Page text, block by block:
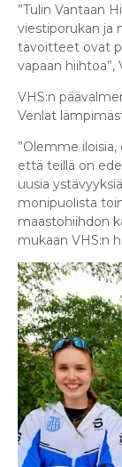
”Tulin Vantaan
viestiporukan ja
tavoitteet ovat
vapaan hiihtoa”,
VHS:n
Venlat
”Olemme
että teillä on
uusia
monipuolista
maastohiihdon
mukaan VHS:n